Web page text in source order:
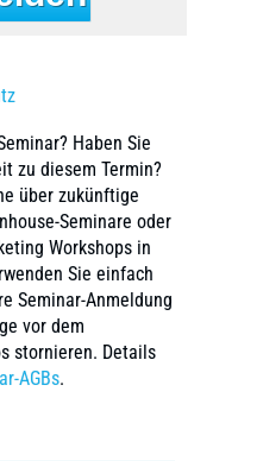
Haben Sie
zu diesem Termin?
über zukünftige
Seminare oder
Workshops in
Sie einfach
Seminar-Anmeldung
vor dem
stornieren. Details
AGBs.